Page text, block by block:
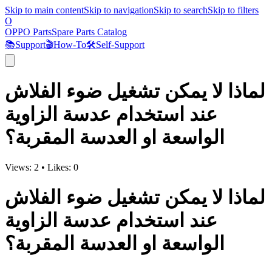
Skip to main contentSkip to navigationSkip to searchSkip to filters
O
OPPO PartsSpare Parts Catalog
📚Support🎬How-To🛠️Self-Support
لماذا لا يمكن تشغيل ضوء الفلاش
عند استخدام عدسة الزاوية
الواسعة او العدسة المقربة؟
Views: 2 • Likes: 0
لماذا لا يمكن تشغيل ضوء الفلاش
عند استخدام عدسة الزاوية
الواسعة او العدسة المقربة؟